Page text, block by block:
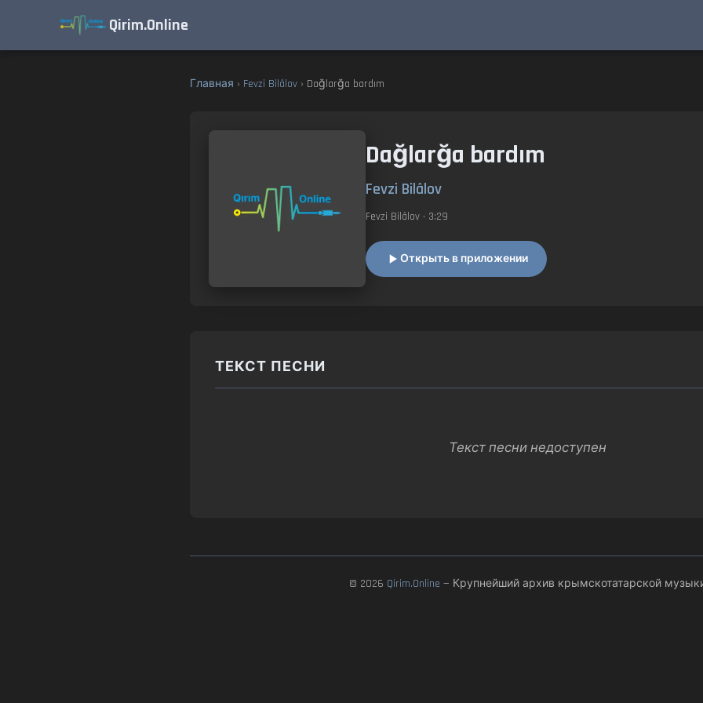
Qirim.Online
Главная › Fevzi Bilâlov › Dağlarğa bardım
Dağlarğa bardım
Fevzi Bilâlov
Fevzi Bilâlov • 3:29
Открыть в приложении
ТЕКСТ ПЕСНИ
Текст песни недоступен
© 2026 Qirim.Online — Крупнейший архив крымскотатарской